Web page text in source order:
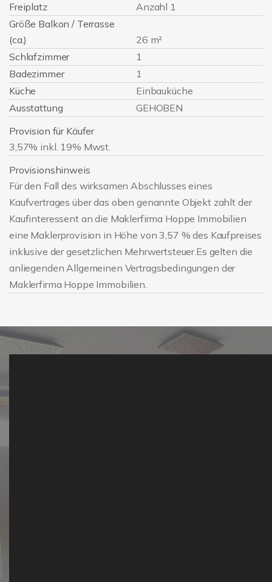
Freiplatz
Anzahl 1
Größe Balkon / Terrasse
(ca.)
26 m²
Schlafzimmer
1
Badezimmer
1
Küche
Einbauküche
Ausstattung
GEHOBEN
Provision für Käufer
3,57% inkl. 19% Mwst.
Provisionshinweis
Für den Fall des wirksamen Abschlusses eines
Kaufvertrages über das oben genannte Objekt zahlt der
Kaufinteressent an die Maklerfirma Hoppe Immobilien
eine Maklerprovision in Höhe von 3,57 % des Kaufpreises
inklusive der gesetzlichen Mehrwertsteuer.Es gelten die
anliegenden Allgemeinen Vertragsbedingungen der
Maklerfirma Hoppe Immobilien.